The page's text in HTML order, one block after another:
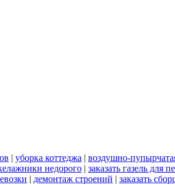
| уборка коттеджа | воздушно-
недорого | заказать газель для
| демонтаж строений | заказать